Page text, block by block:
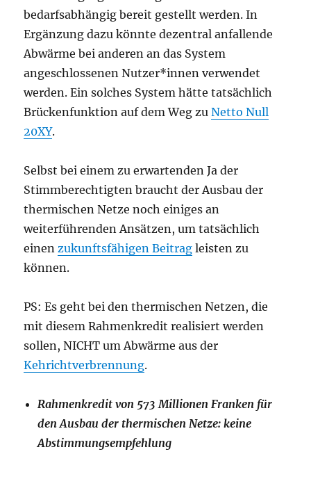
bedarfsabhängig bereit gestellt werden. In
Ergänzung dazu könnte dezentral anfallende
Abwärme bei anderen an das System
angeschlossenen Nutzer*innen verwendet
werden. Ein solches System hätte tatsächlich
Brückenfunktion auf dem Weg zuNetto Null
20XY.
Selbst bei einem zu erwartenden Ja der
Stimmberechtigten braucht der Ausbau der
thermischen Netze noch einiges an
weiterführenden Ansätzen, um tatsächlich
einenzukunftsfähigen Beitrag leisten zu
können.
PS: Es geht bei den thermischen Netzen, die
mit diesem Rahmenkredit realisiert werden
sollen, NICHT um Abwärme aus der
Kehrichtverbrennung.
Rahmenkredit von 573 Millionen Franken für
den Ausbau der thermischen Netze: keine
Abstimmungsempfehlung